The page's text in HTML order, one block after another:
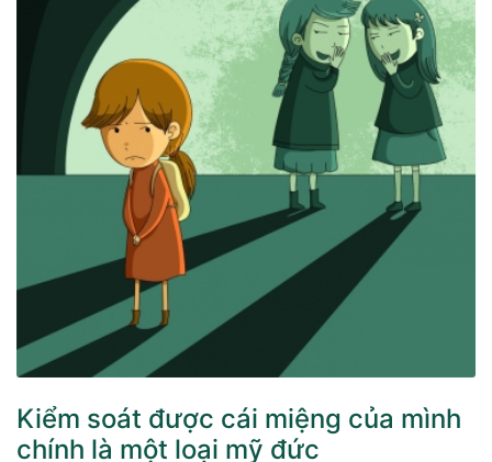
Kiểm soát được cái miệng của mình
chính là một loại mỹ đức